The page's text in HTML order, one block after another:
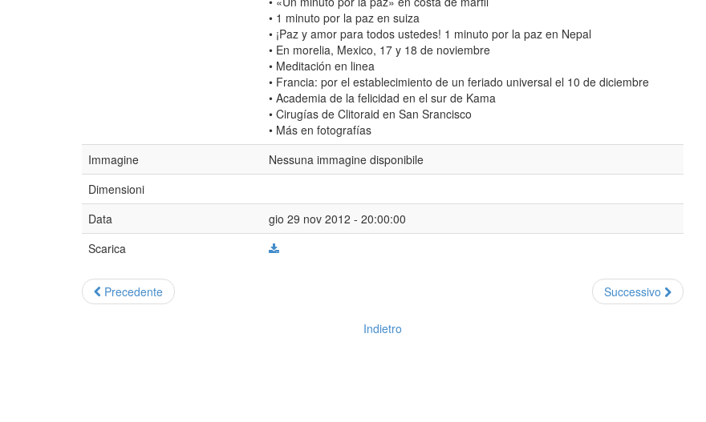
• 1 minuto por la paz en suiza
• ¡Paz y amor para todos ustedes! 1 minuto por la paz en Nepal
• En morelia, Mexico, 17 y 18 de noviembre
• Meditación en linea
• Francia: por el establecimiento de un feriado universal el 10 de diciembre
• Academia de la felicidad en el sur de Kama
• Cirugías de Clitoraid en San Srancisco
• Más en fotografías
Immagine
Nessuna immagine disponibile
Dimensioni
Data
gio 29 nov 2012 - 20:00:00
Scarica
Precedente Successivo
Indietro